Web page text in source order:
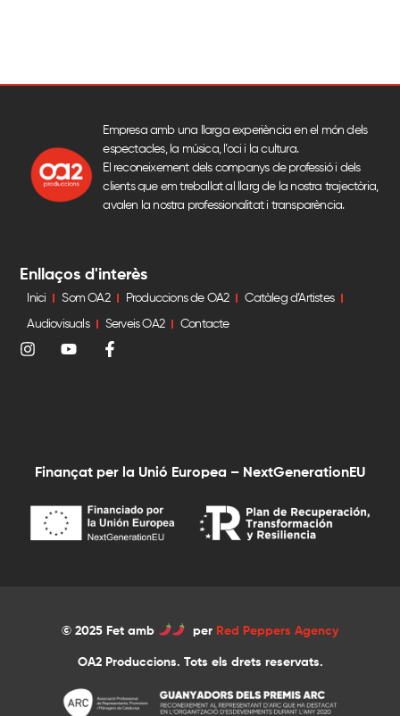
Empresa amb una llarga experiència en el món dels
espectacles, la música, l’oci i la cultura.
El reconeixement dels companys de professió i dels
clients que em treballat al llarg de la nostra trajectòria,
avalen la nostra professionalitat i transparència.
Enllaços d'interès
Inici Som OA2 Produccions de OA2 Catàleg d’Artistes
Audiovisuals Serveis OA2 Contacte
Finançat per la Unió Europea – NextGenerationEU
© 2025 Fet amb per Red Peppers Agency
OA2 Produccions. Tots els drets reservats.